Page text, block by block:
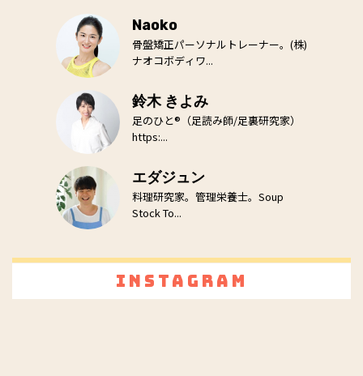
Naoko
骨盤矯正パーソナルトレーナー。(株)
ナオコボディワ...
鈴木 きよみ
足のひと®（足読み師/足裏研究家）
https:...
エダジュン
料理研究家。管理栄養士。Soup
Stock To...
Instagram